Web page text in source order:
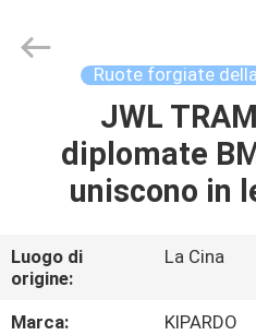
PRODOTTI
CIRCA
NOI
Rimax
Industry
Ruote forgiate
JWL
diplomate
uniscono in
Luogo di
origine:
La Cina
Marca:
KIPARDO